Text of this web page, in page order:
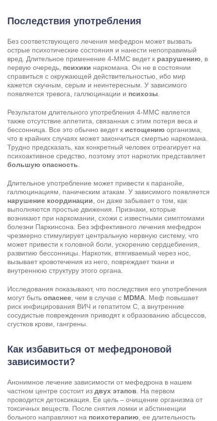
Последствия употребления
Без соответствующего лечения мефедрон может вызвать
острые психотические состояния и нанести непоправимый
вред. Длительное применение 4-MMC ведет к разрушению , в
первую очередь, психики наркомана. Он не в состоянии
справиться с окружающей действительностью, ибо мир
кажется скучным, серым и неинтересным. У зависимого
появляется тревога, галлюцинации и психозы
Результатом длительного употребления 4-MMC является
также отсутствие аппетита, связанная с этим потеря веса и
бессонница. Все это обычно ведет к истощению организма,
что в крайних случаях может закончиться смертью наркомана.
Трудно предсказать, как конкретный человек отреагирует на
психоактивное средство, поэтому этот наркотик представляет
большую опасность
Длительное употребление может привести к паранойе,
галлюцинациям, паническим атакам. У зависимого появляется
нарушение координации , он даже забывает о том, как
выполняются простые движения. Признаки, которые
возникают при наркомании, схожи с известными симптомами
болезни Паркинсона. Без эффективного лечения мефедрон
чрезмерно стимулирует центральную нервную систему, что
может привести к головной боли, ускорению сердцебиения,
развитию бессонницы. Наркотик, втягиваемый через нос,
вызывает кровотечения из него, повреждает ткани и
внутреннюю структуру этого органа.
Исследования показывают, что последствия его употребления
могут быть опаснее , чем в случае с MDMA . Меф повышает
риск инфицирования ВИЧ и гепатитом C, а внутренние
сосудистые повреждения приводят к образованию абсцессов,
сгустков крови, гангрены.
Как избавиться от мефедроновой
зависимости?
Анонимное лечение зависимости от мефедрона в нашем
частном центре состоит из двух этапов . На первом
проводится детоксикация. Ее цель – очищение организма от
токсичных веществ. После снятия ломки и абстиненции
больного направляют на психотерапию , ее длительность